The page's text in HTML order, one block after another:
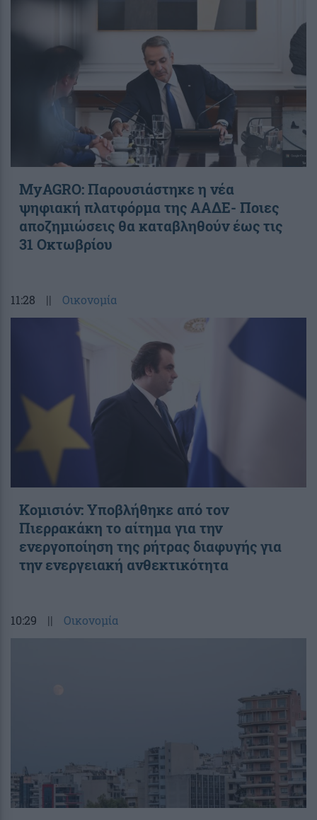
ΜyAGRO: Παρουσιάστηκε η νέα
ψηφιακή πλατφόρμα της ΑΑΔΕ- Ποιες
αποζημιώσεις θα καταβληθούν έως τις
31 Οκτωβρίου
11:28 || Οικονομία
Κομισιόν: Υποβλήθηκε από τον
Πιερρακάκη το αίτημα για την
ενεργοποίηση της ρήτρας διαφυγής για
την ενεργειακή ανθεκτικότητα
10:29 || Οικονομία